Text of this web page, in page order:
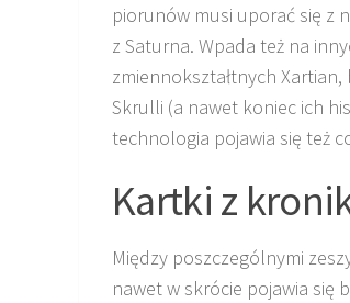
piorunów musi uporać się z
z Saturna. Wpada też na
zmiennokształtnych
Skrulli (a nawet koniec ich
technologia pojawia się też
Kartki z
Między poszczególnymi
nawet w skrócie pojawia się